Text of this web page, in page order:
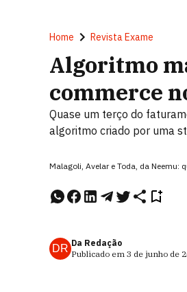
Home Revista Exame
Algoritmo
commerce
Quase um terço do
algoritmo criado por uma
Malagoli, Avelar e Toda, da Neemu:
DR Da Redação
Publicado em 3 de junho de